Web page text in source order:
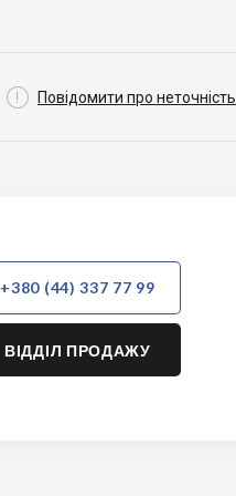
 Повідомити про неточність
+380 (44) 337 77 99
ВІДДІЛ ПРОДАЖУ